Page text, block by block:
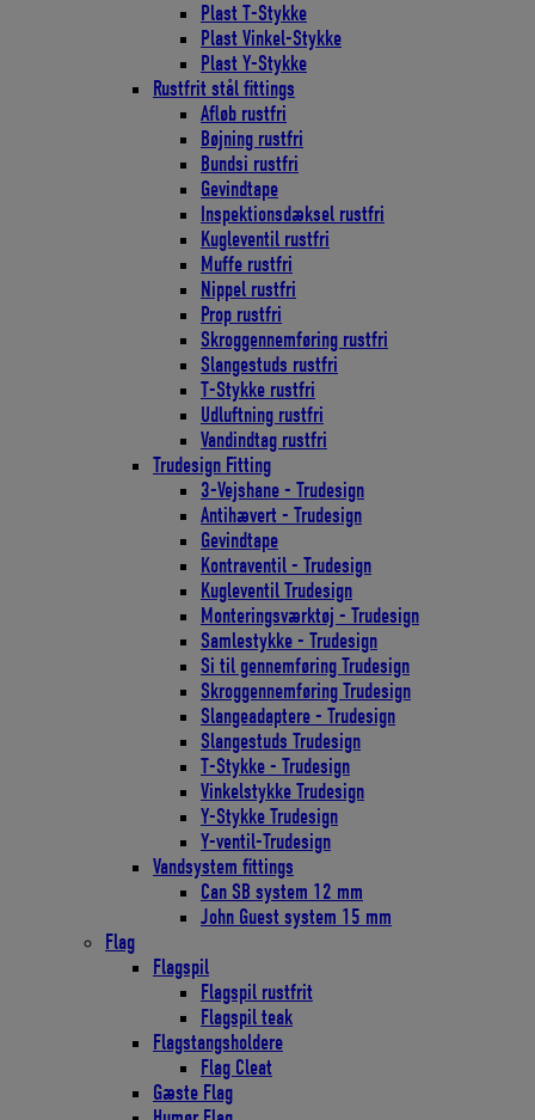
Plast T-Stykke
Plast Vinkel-Stykke
Plast Y-Stykke
Rustfrit stål fittings
Afløb rustfri
Bøjning rustfri
Bundsi rustfri
Gevindtape
Inspektionsdæksel rustfri
Kugleventil rustfri
Muffe rustfri
Nippel rustfri
Prop rustfri
Skroggennemføring rustfri
Slangestuds rustfri
T-Stykke rustfri
Udluftning rustfri
Vandindtag rustfri
Trudesign Fitting
3-Vejshane - Trudesign
Antihævert - Trudesign
Gevindtape
Kontraventil - Trudesign
Kugleventil Trudesign
Monteringsværktøj - Trudesign
Samlestykke - Trudesign
Si til gennemføring Trudesign
Skroggennemføring Trudesign
Slangeadaptere - Trudesign
Slangestuds Trudesign
T-Stykke - Trudesign
Vinkelstykke Trudesign
Y-Stykke Trudesign
Y-ventil-Trudesign
Vandsystem fittings
Can SB system 12 mm
John Guest system 15 mm
Flag
Flagspil
Flagspil rustfrit
Flagspil teak
Flagstangsholdere
Flag Cleat
Gæste Flag